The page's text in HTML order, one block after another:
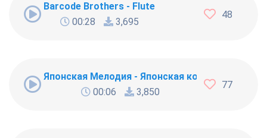
Barcode Brothers - Flute
00:28
3,695
48
Японская Мелодия - Японская композиция
00:06
3,850
77